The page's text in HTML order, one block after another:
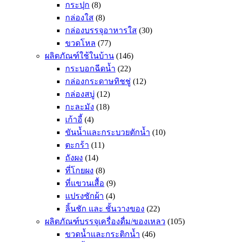
กระปุก (8)
กล่องใส (8)
กล่องบรรจุอาหารใส (30)
ขวดโหล (77)
ผลิตภัณฑ์ใช้ในบ้าน (146)
กระบอกฉีดน้ำ (22)
กล่องกระดาษทิชชู่ (12)
กล่องสบู่ (12)
กะละมัง (18)
เก้าอี้ (4)
ขันน้ำและกระบวยตักน้ำ (10)
ตะกร้า (11)
ถังผง (14)
ที่โกยผง (8)
ที่แขวนเสื้อ (9)
แปรงซักผ้า (4)
ลิ้นชัก และ ชั้นวางของ (22)
ผลิตภัณฑ์บรรจุเครื่องดื่ม/ของเหลว (105)
ขวดน้ำและกระติกน้ำ (46)